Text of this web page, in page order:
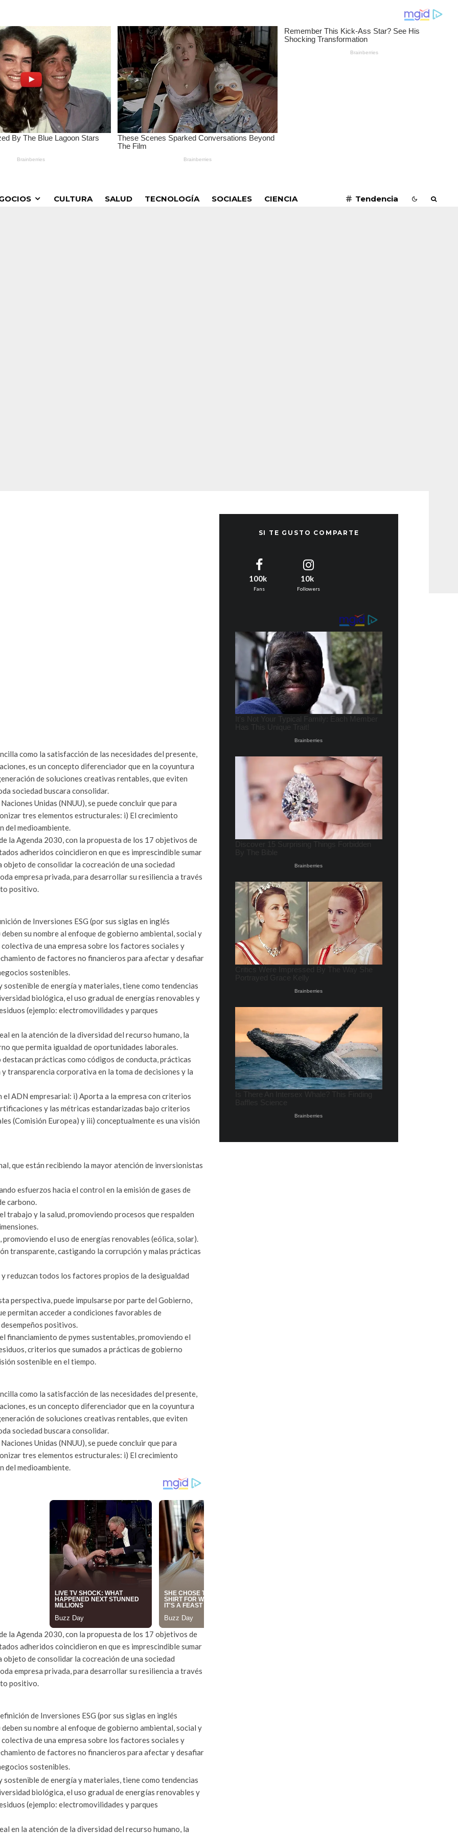
CULTURA SALUD TECNOLOGÍA SOCIALES CIENCIA Tendencia
como la satisfacción de las necesidades del presente,
es un concepto diferenciador que en la coyuntura
de soluciones creativas rentables, que eviten
sociedad buscara consolidar.
Unidas (NNUU), se puede concluir que para
tres elementos estructurales: i) El crecimiento
del medioambiente.
la Agenda 2030, con la propuesta de los 17 objetivos de
adheridos coincidieron en que es imprescindible sumar
de consolidar la cocreación de una sociedad
empresa privada, para desarrollar su resiliencia a través
positivo.
de Inversiones ESG (por sus siglas en inglés
su nombre al enfoque de gobierno ambiental, social y
de una empresa sobre los factores sociales y
de factores no financieros para afectar y desafiar
sostenibles.
de energía y materiales, tiene como tendencias
biológica, el uso gradual de energías renovables y
(ejemplo: electromovilidades y parques
en la atención de la diversidad del recurso humano, la
que permita igualdad de oportunidades laborales.
prácticas como códigos de conducta, prácticas
transparencia corporativa en la toma de decisiones y la
ADN empresarial: i) Aporta a la empresa con criterios
y las métricas estandarizadas bajo criterios
(Comisión Europea) y iii) conceptualmente es una visión
que están recibiendo la mayor atención de inversionistas
esfuerzos hacia el control en la emisión de gases de
carbono.
trabajo y la salud, promoviendo procesos que respalden
el uso de energías renovables (eólica, solar).
transparente, castigando la corrupción y malas prácticas
reduzcan todos los factores propios de la desigualdad
perspectiva, puede impulsarse por parte del Gobierno,
permitan acceder a condiciones favorables de
positivos.
financiamiento de pymes sustentables, promoviendo el
criterios que sumados a prácticas de gobierno
sostenible en el tiempo.
como la satisfacción de las necesidades del presente,
es un concepto diferenciador que en la coyuntura
de soluciones creativas rentables, que eviten
sociedad buscara consolidar.
Unidas (NNUU), se puede concluir que para
tres elementos estructurales: i) El crecimiento
del medioambiente.
la Agenda 2030, con la propuesta de los 17 objetivos de
adheridos coincidieron en que es imprescindible sumar
de consolidar la cocreación de una sociedad
empresa privada, para desarrollar su resiliencia a través
positivo.
de Inversiones ESG (por sus siglas en inglés
su nombre al enfoque de gobierno ambiental, social y
de una empresa sobre los factores sociales y
de factores no financieros para afectar y desafiar
sostenibles.
de energía y materiales, tiene como tendencias
biológica, el uso gradual de energías renovables y
(ejemplo: electromovilidades y parques
en la atención de la diversidad del recurso humano, la
SI TE GUSTO COMPARTE
100k
Fans
10k
Followers